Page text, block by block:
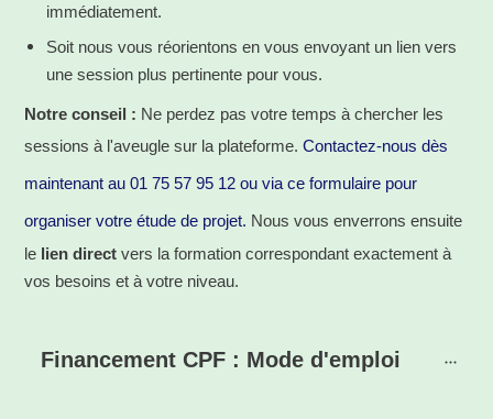
immédiatement.
Soit nous vous réorientons en vous envoyant un lien vers
une session plus pertinente pour vous.
Notre conseil : Ne perdez pas votre temps à chercher les
sessions à l'aveugle sur la plateforme. Contactez-nous dès
maintenant au 01 75 57 95 12 ou via ce formulaire pour
organiser votre étude de projet. Nous vous enverrons ensuite
le lien direct vers la formation correspondant exactement à
vos besoins et à votre niveau.
Financement CPF : Mode d'emploi